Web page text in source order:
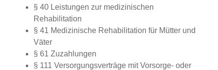
§ 40 Leistungen zur medizinischen
Rehabilitation
§ 41 Medizinische Rehabilitation für Mütter und
Väter
§ 61 Zuzahlungen
§ 111 Versorgungsverträge mit Vorsorge- oder